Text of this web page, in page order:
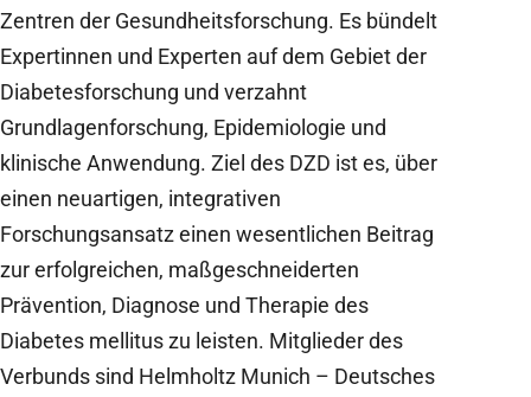
Zentren der Gesundheitsforschung. Es bündelt
Expertinnen und Experten auf dem Gebiet der
Diabetesforschung und verzahnt
Grundlagenforschung, Epidemiologie und
klinische Anwendung. Ziel des DZD ist es, über
einen neuartigen, integrativen
Forschungsansatz einen wesentlichen Beitrag
zur erfolgreichen, maßgeschneiderten
Prävention, Diagnose und Therapie des
Diabetes mellitus zu leisten. Mitglieder des
Verbunds sind Helmholtz Munich – Deutsches